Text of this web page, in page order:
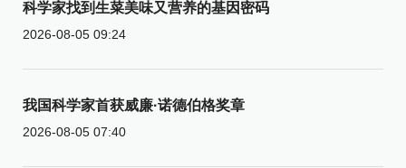
科学家找到生菜美味又营养的基因密码
2026-08-05 09:24
我国科学家首获威廉·诺德伯格奖章
2026-08-05 07:40